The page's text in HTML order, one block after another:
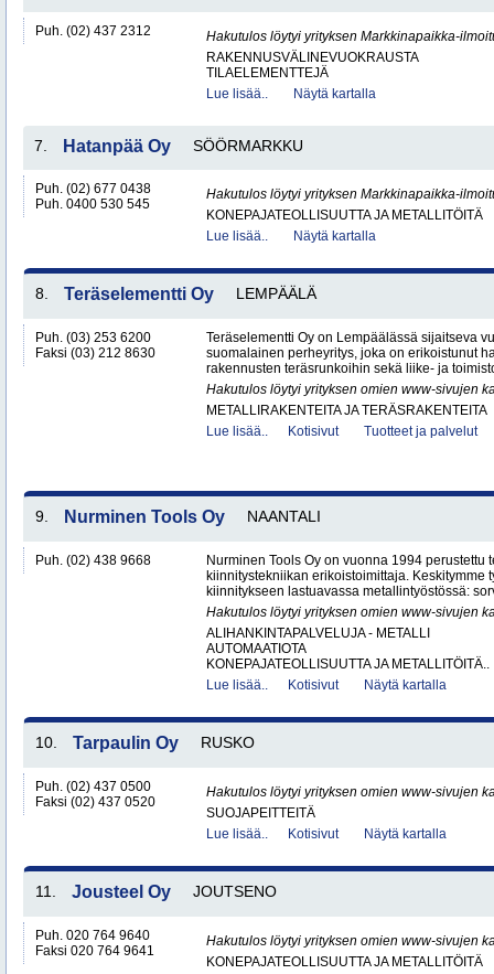
Puh. (02) 437 2312
Hakutulos löytyi yrityksen Markkinapaikka-
RAKENNUSVÄLINEVUOKRAUSTA
TILAELEMENTTEJÄ
Lue lisää..
Näytä kartalla
7. Hatanpää Oy SÖÖRMARKKU
Puh. (02) 677 0438
Puh. 0400 530 545
Hakutulos löytyi yrityksen Markkinapaikka-
KONEPAJATEOLLISUUTTA JA METALLITÖITÄ
Lue lisää..
Näytä kartalla
8. Teräselementti Oy LEMPÄÄLÄ
Puh. (03) 253 6200
Faksi (03) 212 8630
Teräselementti Oy on Lempäälässä sijaitseva
suomalainen perheyritys, joka on erikoistunut
rakennusten teräsrunkoihin sekä liike- ja
Hakutulos löytyi yrityksen omien www-sivujen
METALLIRAKENTEITA JA TERÄSRAKENTEITA
Lue lisää..
Kotisivut Tuotteet ja palvelut
9. Nurminen Tools Oy NAANTALI
Puh. (02) 438 9668
Nurminen Tools Oy on vuonna 1994 perustettu
kiinnitystekniikan erikoistoimittaja. Keskitymme
kiinnitykseen lastuavassa metallintyöstössä:
Hakutulos löytyi yrityksen omien www-sivujen
ALIHANKINTAPALVELUJA - METALLI
AUTOMAATIOTA
KONEPAJATEOLLISUUTTA JA METALLITÖITÄ..
Lue lisää..
Kotisivut Näytä kartalla
10. Tarpaulin Oy RUSKO
Puh. (02) 437 0500
Faksi (02) 437 0520
Hakutulos löytyi yrityksen omien www-sivujen
SUOJAPEITTEITÄ
Lue lisää..
Kotisivut Näytä kartalla
11. Jousteel Oy JOUTSENO
Puh. 020 764 9640
Faksi 020 764 9641
Hakutulos löytyi yrityksen omien www-sivujen
KONEPAJATEOLLISUUTTA JA METALLITÖITÄ